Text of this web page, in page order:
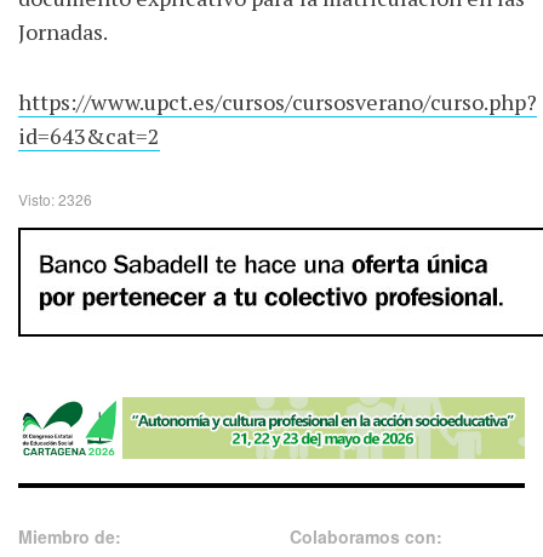
Jornadas.
https://www.upct.es/cursos/cursosverano/curso.php?
id=643&cat=2
Visto: 2326
Miembro de: Colaboramos con: